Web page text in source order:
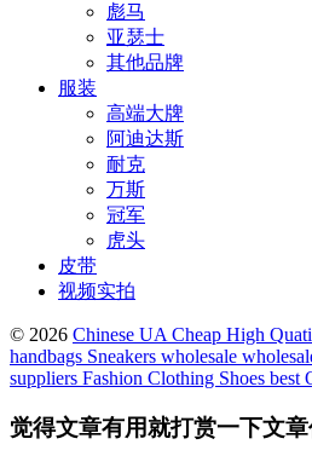
彪马
亚瑟士
其他品牌
服装
高端大牌
阿迪达斯
耐克
万斯
冠军
虎头
皮带
视频实拍
© 2026 Chinese UA Cheap High
handbags Sneakers wholesale
suppliers Fashion Clothing Shoes
觉得文章有用就打赏一下文